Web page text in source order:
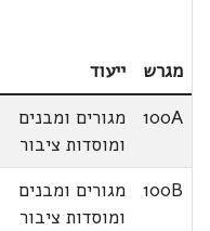
מגרש ייעוד
100A
מגורים ומבנים
ומוסדות ציבור
100B
מגורים ומבנים
ומוסדות ציבור